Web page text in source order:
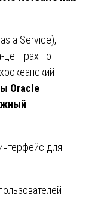
a Service),
по
Oracle
для